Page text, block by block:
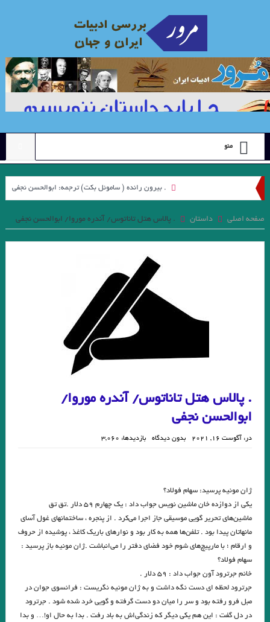
منو
. بيرون رانده ( ساموئل بكت) ترجمه: ابوالحسن نجفي
علیرضا ذیحق ، نقدی بر مجموعه شعر ” کوچه نشین ِ کوچه بن بست ” چکاوک
.نقدی از نعمت مرادی بر مجموعه داستان ماه نیمروز شهریار مندنی پور
مروری بر کتاب امیرِِِ نوروز نوشته میترا داور . علی رضا ذیحق
مسیح عراق . حسن بلاسم
مروری بر تکنیک داستان نویسی عطار در ” حلاج ” . میترا داور
بازی / بارتلمی . ترجمه علی معصومی شعری از شاپور احمدی
با بوطیقای نو در ده اثر برجسته ادبیات ایران ، عراق ، ترکیه . جواد اسحاقیان.
مجموعه شعر زیبایی و دریغ نوشته مجید عطاری . نشر سیب سرخ .
خوانش مدرنیستی رمان “تعبیر یک خواب طولانی” از “لیلا قیاسوَند” جواد
.مروری بر کتاب الف، نوشته‌ی خورخه لوئیس بورخس سید احسان صدرائی
نگاهی بر مجموعه داستان « زندگی خاکستری با عطر وانیل» اثر شراره یقینی با
صفحه اصلی داستان . پالاس هتل تاناتوس/ آندره موروا/ ابوالحسن نجفی
. پالاس هتل تاناتوس/ آندره موروا/
ابوالحسن نجفی
در: آگوست 16, 2021 بدون دیدگاه بازدیدها: 3,060
ژان مونیه پرسید: سهام فولاد؟
یکی از دوازده خان ماشین نویس جواب داد : یک چهارم ۵۹ دلار .تق تق
ماشین‌های تحریر گویی موسیقی جاز اجرا می‌کرد . از پنجره ، ساختمانهای غول آسای
مانهاتان پیدا بود . تلفن‌ها همه به کار بود و نوارهای باریک کاغذ ، پوشیده از حروف
و ارقام ؛ با مارپیچ‌های شوم خود فضای دفتر را می‌انباشت .ژان مونیه باز پرسید :
سهام فولاد؟
خانم جرترود آون جواب داد : ۵۹ دلار .
جرترود لحظه ای دست نگه داشت و به ژان مونیه نگریست : فرانسوی جوان در
مبل فرو رفته بود و سر را میان دو دست گرفته و گویی خرد شده شود . جرترود
در دل گفت : این هم یکی دیگر که زندگی‌اش به باد رفت . بدا به حال او!… و بدا